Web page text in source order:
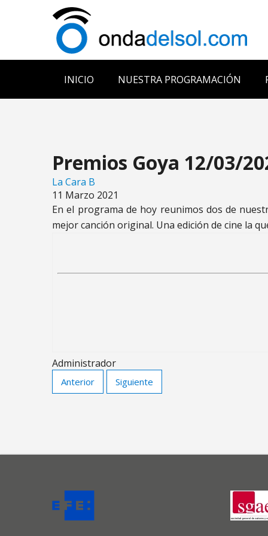
INICIO NUESTRA PROGRAMACIÓN
Premios Goya 12/03/
La Cara B
11 Marzo 2021
En el programa de hoy reunimos dos de
mejor canción original. Una edición de cine la
Administrador
Anterior Siguiente